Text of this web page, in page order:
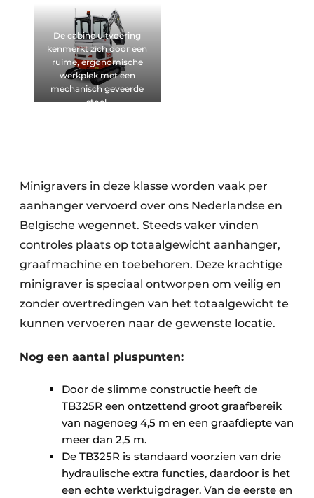
binnendraaier concept.
De cabine uitvoering
kenmerkt zich door een
ruime, ergonomische
werkplek met een
mechanisch geveerde
stoel.
Minigravers in deze klasse worden vaak per
aanhanger vervoerd over ons Nederlandse en
Belgische wegennet. Steeds vaker vinden
controles plaats op totaalgewicht aanhanger,
graafmachine en toebehoren. Deze krachtige
minigraver is speciaal ontworpen om veilig en
zonder overtredingen van het totaalgewicht te
kunnen vervoeren naar de gewenste locatie.
Nog een aantal pluspunten:
Door de slimme constructie heeft de
TB325R een ontzettend groot graafbereik
van nagenoeg 4,5 m en een graafdiepte van
meer dan 2,5 m.
De TB325R is standaard voorzien van drie
hydraulische extra functies, daardoor is het
een echte werktuigdrager. Van de eerste en